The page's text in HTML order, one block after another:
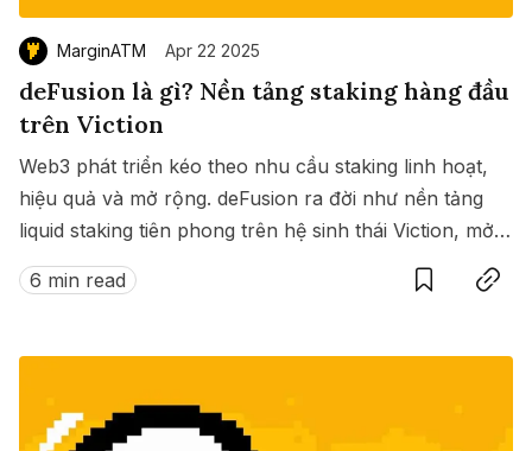
MarginATM Apr 22 2025
deFusion là gì? Nền tảng staking hàng đầu
trên Viction
Web3 phát triển kéo theo nhu cầu staking linh hoạt,
hiệu quả và mở rộng. deFusion ra đời như nền tảng
liquid staking tiên phong trên hệ sinh thái Viction, mở
ra kỷ nguyên mới: staking on-chain mà không cần
đánh đổi giữa phần thưởng và thanh khoản.
6 min read
SaveCopy link